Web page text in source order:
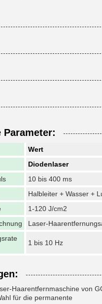
Parameter:
Wert
Diodenlaser
10 bis 400 ms
Halbleiter + Wasser +
1-120 J/cm2
Laser-
1 bis 10 Hz
Haarentfernmaschine von
für die permanente